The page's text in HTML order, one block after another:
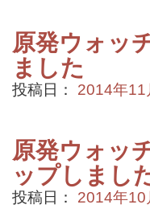
原発ウォッ
ました
投稿日： 2014年11
原発ウォッ
ップしまし
投稿日： 2014年10